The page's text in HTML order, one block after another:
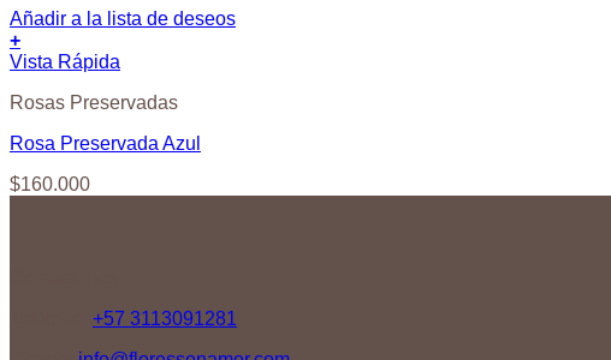
Añadir a la lista de deseos
+
Vista Rápida
Rosas Preservadas
Rosa Preservada Azul
$160.000
+57 3113091281